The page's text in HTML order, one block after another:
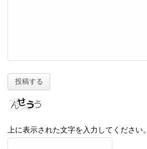
上に表示された文字を入力してください。